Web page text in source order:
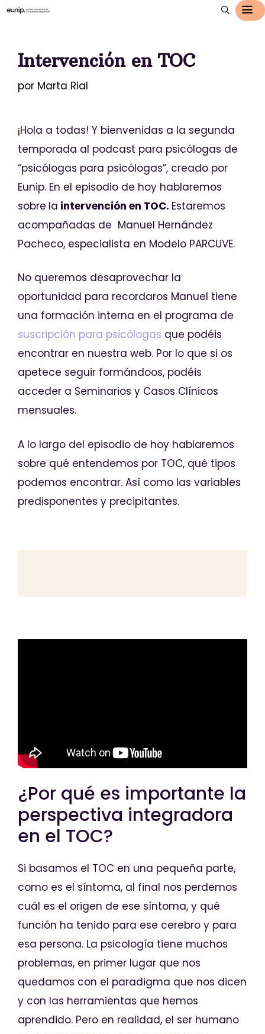
Intervención en TOC
por Marta Rial
¡Hola a todas! Y bienvenidas a la segunda
temporada al podcast para psicólogas de
“psicólogas para psicólogas”, creado por
Eunip. En el episodio de hoy hablaremos
sobre la intervención en TOC. Estaremos
acompañadas de Manuel Hernández
Pacheco, especialista en Modelo PARCUVE.
No queremos desaprovechar la
oportunidad para recordaros Manuel tiene
una formación interna en el programa de
suscripción para psicólogas que podéis
encontrar en nuestra web. Por lo que si os
apetece seguir formándoos, podéis
acceder a Seminarios y Casos Clínicos
mensuales.
A lo largo del episodio de hoy hablaremos
sobre qué entendemos por TOC, qué tipos
podemos encontrar. Así como las variables
predisponentes y precipitantes.
¿Por qué es importante la
perspectiva integradora
en el TOC?
Si basamos el TOC en una pequeña parte,
como es el síntoma, al final nos perdemos
cuál es el origen de ese síntoma, y qué
función ha tenido para ese cerebro y para
esa persona. La psicología tiene muchos
problemas, en primer lugar que nos
quedamos con el paradigma que nos dicen
y con las herramientas que hemos
aprendido. Pero en realidad, el ser humano